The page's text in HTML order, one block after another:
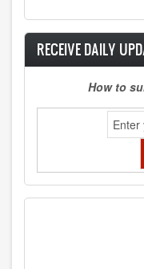
RECEIVE DAILY
How to